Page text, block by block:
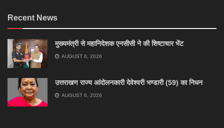
Recent News
मुख्यमंत्री से महानिदेशक एनसीसी ने की शिष्टाचार भेंट
AUGUST 6, 2026
उत्तराखण राज्य आंदोलनकारी देवेश्वरी भण्डारी (59) का निधन
AUGUST 6, 2026